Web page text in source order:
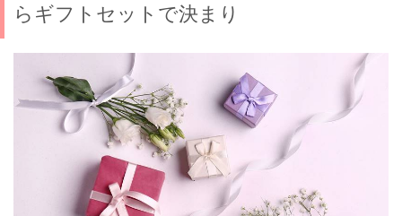
らギフトセットで決まり